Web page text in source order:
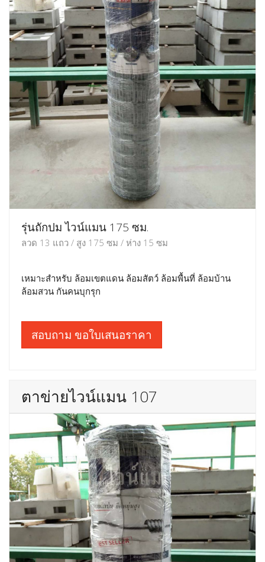
รุ่นถักปม ไวน์แมน 175 ซม.
ลวด 13 แถว / สูง 175 ซม / ห่าง 15 ซม
เหมาะสำหรับ ล้อมเขตแดน ล้อมสัตว์ ล้อมพื้นที่ ล้อมบ้าน
ล้อมสวน กันคนบุกรุก
สอบถาม ขอใบเสนอราคา
ตาข่ายไวน์แมน 107